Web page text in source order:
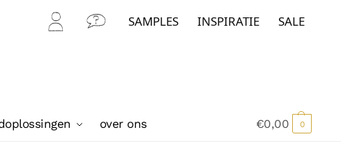
Mijn
Con
SAMPLES INSPIRATIE SALE
over ons €0,00 0